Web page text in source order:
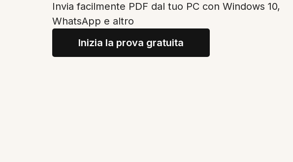
Invia facilmente PDF dal tuo PC con Windows 10,
WhatsApp e altro
Inizia la prova gratuita